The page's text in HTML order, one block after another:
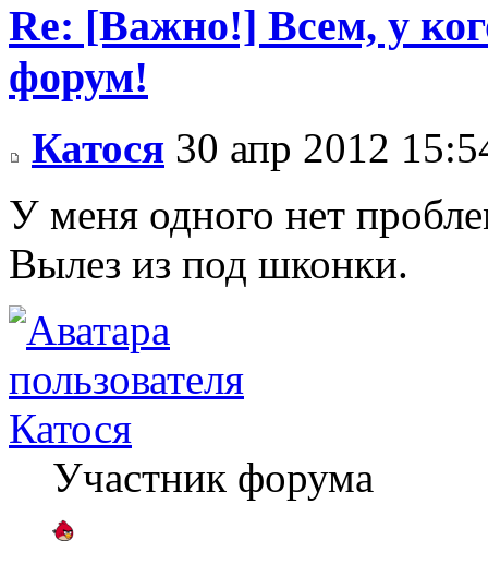
Re: [Важно!] Всем, у
форум!
Катося 30 апр 2012
У меня одного нет
Вылез из под шконки.
Катося
Участник форума